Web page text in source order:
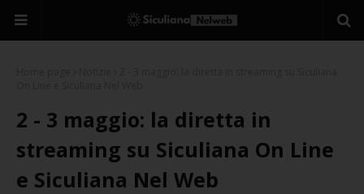
2 - 3 maggio: la diretta in
streaming su Siculiana On Line
e Siculiana Nel Web